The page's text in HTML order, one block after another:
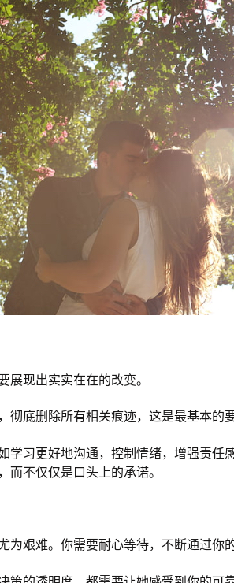
展现出实实在在的改变。
彻底删除所有相关痕迹，这是最基本的要
学习更好地沟通，控制情绪，增强责任
而不仅仅是口头上的承诺。
为艰难。你需要耐心等待，不断通过你